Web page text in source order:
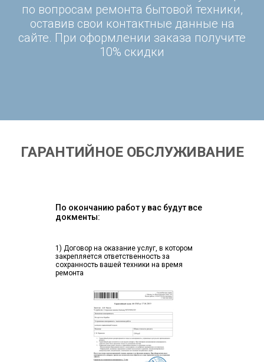
по вопросам ремонта бытовой техники,
оставив свои контактные данные на
сайте. При оформлении заказа получите
10% скидки
ГАРАНТИЙНОЕ ОБСЛУЖИВАНИЕ
По окончанию работ у вас будут все
докменты:
1) Договор на оказание услуг, в котором
закрепляется ответственность за
сохранность вашей техники на время
ремонта